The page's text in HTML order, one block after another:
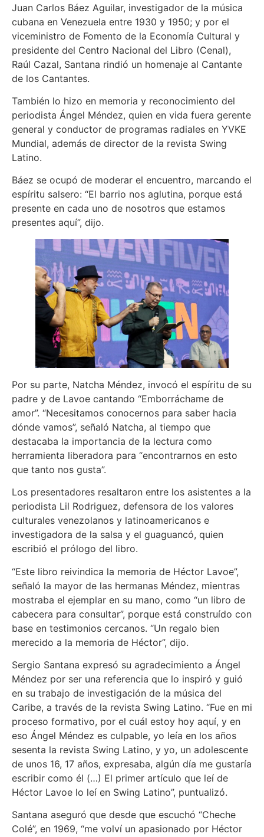
Juan Carlos Báez Aguilar, investigador de la música
cubana en Venezuela entre 1930 y 1950; y por el
viceministro de Fomento de la Economía Cultural y
presidente del Centro Nacional del Libro (Cenal),
Raúl Cazal, Santana rindió un homenaje al Cantante
de los Cantantes.
También lo hizo en memoria y reconocimiento del
periodista Ángel Méndez, quien en vida fuera gerente
general y conductor de programas radiales en YVKE
Mundial, además de director de la revista Swing
Latino.
Báez se ocupó de moderar el encuentro, marcando el
espíritu salsero: “El barrio nos aglutina, porque está
presente en cada uno de nosotros que estamos
presentes aquí”, dijo.
Por su parte, Natcha Méndez, invocó el espíritu de su
padre y de Lavoe cantando “Emborráchame de
amor”. “Necesitamos conocernos para saber hacia
dónde vamos”, señaló Natcha, al tiempo que
destacaba la importancia de la lectura como
herramienta liberadora para “encontrarnos en esto
que tanto nos gusta”.
Los presentadores resaltaron entre los asistentes a la
periodista Lil Rodriguez, defensora de los valores
culturales venezolanos y latinoamericanos e
investigadora de la salsa y el guaguancó, quien
escribió el prólogo del libro.
“Este libro reivindica la memoria de Héctor Lavoe”,
señaló la mayor de las hermanas Méndez, mientras
mostraba el ejemplar en su mano, como “un libro de
cabecera para consultar”, porque está construído con
base en testimonios cercanos. “Un regalo bien
merecido a la memoria de Héctor”, dijo.
Sergio Santana expresó su agradecimiento a Ángel
Méndez por ser una referencia que lo inspiró y guió
en su trabajo de investigación de la música del
Caribe, a través de la revista Swing Latino. “Fue en mi
proceso formativo, por el cuál estoy hoy aquí, y en
eso Ángel Méndez es culpable, yo leía en los años
sesenta la revista Swing Latino, y yo, un adolescente
de unos 16, 17 años, expresaba, algún día me gustaría
escribir como él (…) El primer artículo que leí de
Héctor Lavoe lo leí en Swing Latino”, puntualizó.
Santana aseguró que desde que escuchó “Cheche
Colé”, en 1969, “me volví un apasionado por Héctor